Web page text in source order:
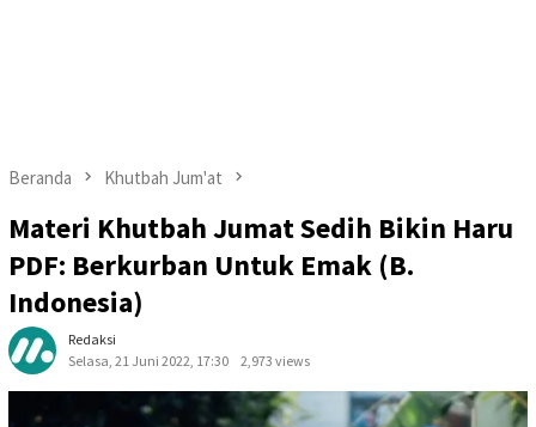
Beranda Khutbah Jum'at
Materi Khutbah Jumat Sedih Bikin Haru
PDF: Berkurban Untuk Emak (B.
Indonesia)
Redaksi
Selasa, 21 Juni 2022, 17:30
2,973 views